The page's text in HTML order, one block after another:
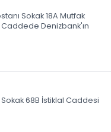
Sokak 18A Mutfak
Caddede Denizbank'ın
68B İstiklal Caddesi